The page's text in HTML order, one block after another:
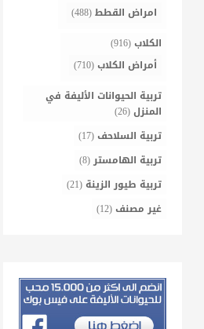
امراض القطط(488)
الكلاب(916)
أمراض الكلاب(710)
تربية الحيوانات الأليفة في
المنزل(26)
تربية السلاحف(17)
تربية الهامستر(8)
تربية طيور الزينة (21)
غير مصنف(12)